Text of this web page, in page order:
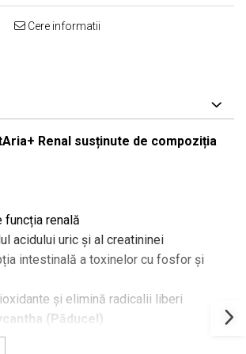
Cere informatii
Renal susținute de compoziția
funcția renală
acidului uric și al creatininei
intestinală a toxinelor cu fosfor și
și elimină radicalii liberi
(Păducel)
asupra enzimei de conversie a